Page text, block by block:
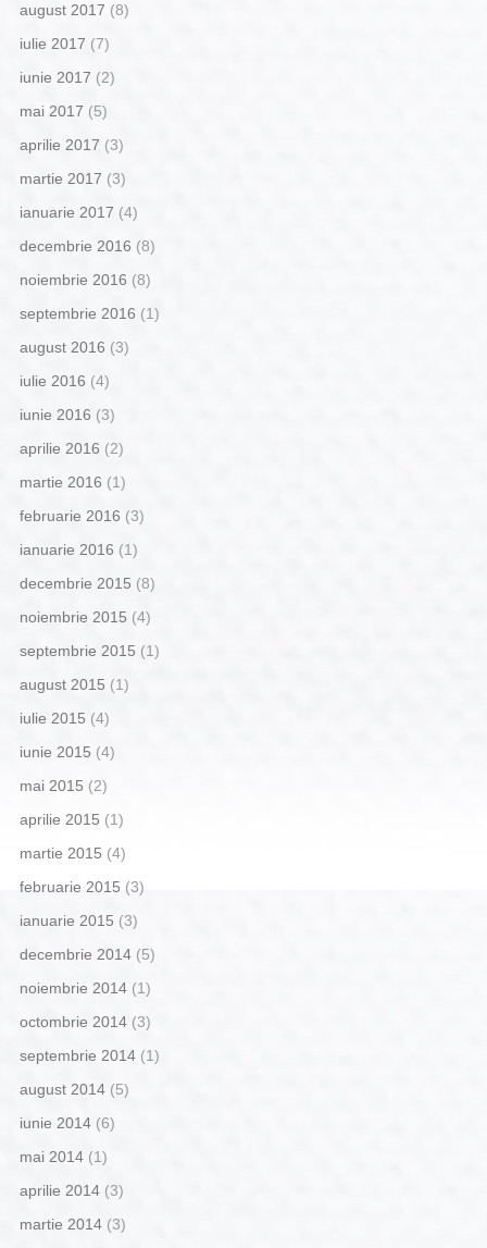
august 2017 (8)
iulie 2017 (7)
iunie 2017 (2)
mai 2017 (5)
aprilie 2017 (3)
martie 2017 (3)
ianuarie 2017 (4)
decembrie 2016 (8)
noiembrie 2016 (8)
septembrie 2016 (1)
august 2016 (3)
iulie 2016 (4)
iunie 2016 (3)
aprilie 2016 (2)
martie 2016 (1)
februarie 2016 (3)
ianuarie 2016 (1)
decembrie 2015 (8)
noiembrie 2015 (4)
septembrie 2015 (1)
august 2015 (1)
iulie 2015 (4)
iunie 2015 (4)
mai 2015 (2)
aprilie 2015 (1)
martie 2015 (4)
februarie 2015 (3)
ianuarie 2015 (3)
decembrie 2014(5)
noiembrie 2014(1)
octombrie 2014(3)
septembrie 2014(1)
august 2014(5)
iunie 2014(6)
mai 2014(1)
aprilie 2014(3)
martie 2014(3)